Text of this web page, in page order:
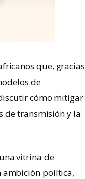
que, gracias
de
cómo mitigar
de transmisión y la
vitrina de
ambición política,